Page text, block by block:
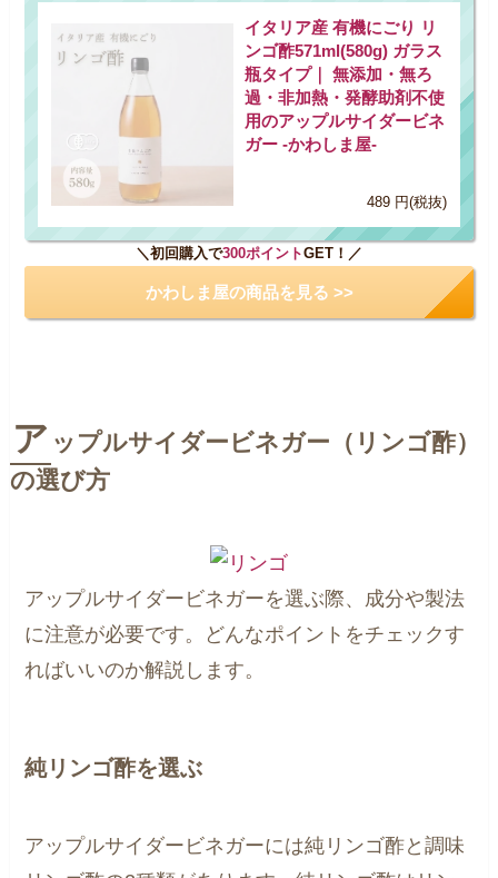
イタリア産 有機にごり リ
ンゴ酢571ml(580g) ガラス
瓶タイプ｜ 無添加・無ろ
過・非加熱・発酵助剤不使
用のアップルサイダービネ
ガー -かわしま屋-
489 円(税抜)
＼初回購入で300ポイントGET！／
かわしま屋の商品を見る >>
ア ップルサイダービネガー（リンゴ酢）
の選び方
アップルサイダービネガーを選ぶ際、成分や製法
に注意が必要です。どんなポイントをチェックす
ればいいのか解説します。
純リンゴ酢を選ぶ
アップルサイダービネガーには純リンゴ酢と調味